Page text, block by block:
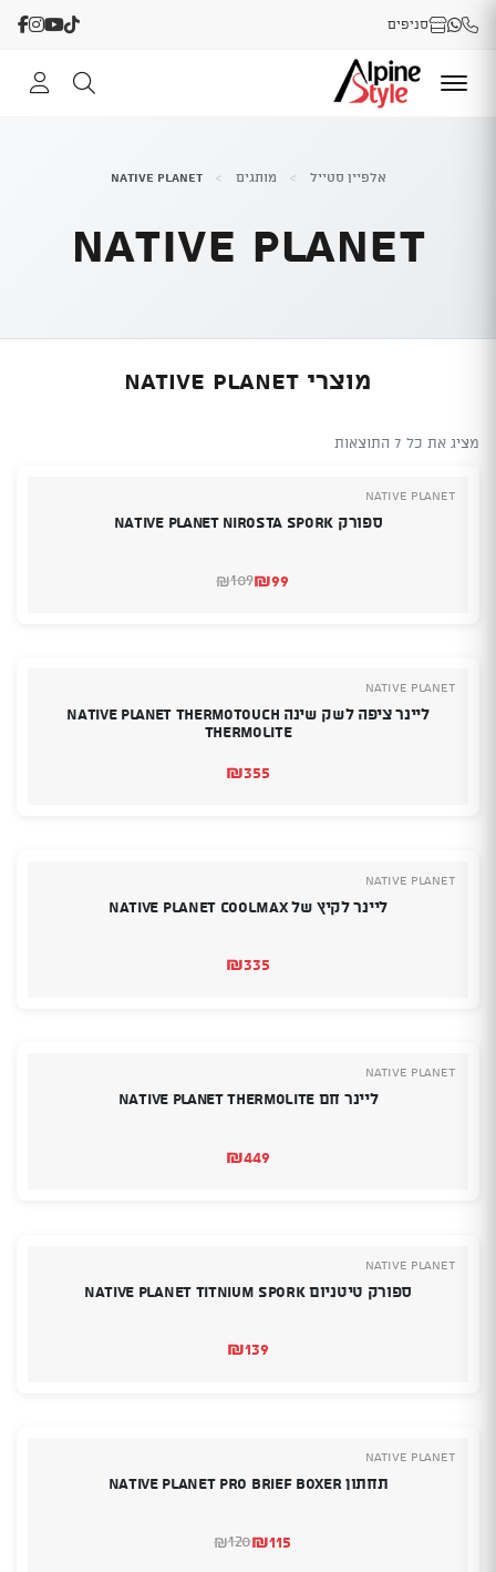
סניפים
אלפיין סטייל > מותגים >
NATIVE PLANET
NATIVE PLANET
מוצרי NATIVE PLANET
מציג את כל 7 התוצאות
NATIVE PLANET
ספורק Native Planet nirosta spork
₪109
המחיר₪99
המחיר
NATIVE PLANET
ליינר ציפה לשק שינה Native Planet ThermoTouch
Thermolite
₪355
NATIVE PLANET
ליינר לקיץ של NATIVE PLANET COOLMAX
₪335
NATIVE PLANET
ליינר חם Native Planet Thermolite
₪449
NATIVE PLANET
ספורק טיטניום NATIVE PLANET TITNIUM SPORK
₪139
NATIVE PLANET
תחתון NATIVE PLANET PRO BRIEF BOXER
₪120
המחיר₪115
המחיר